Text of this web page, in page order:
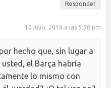
Responder
10 julio, 2018 a las 5:30 pm
hecho que, sin lugar a
el Barça habría
lo mismo con